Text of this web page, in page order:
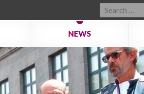
Search
for:
NEWS